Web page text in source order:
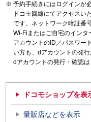
予約手続きにはログインが
ドコモ回線にてアクセスい
です。ネットワーク暗証番
Wi-Fiまたはご自宅のインタ
アカウントのID／パスワー
い方も、dアカウントの発行
dアカウントの発行・確認は
ドコモショップを表
量販店などを表示